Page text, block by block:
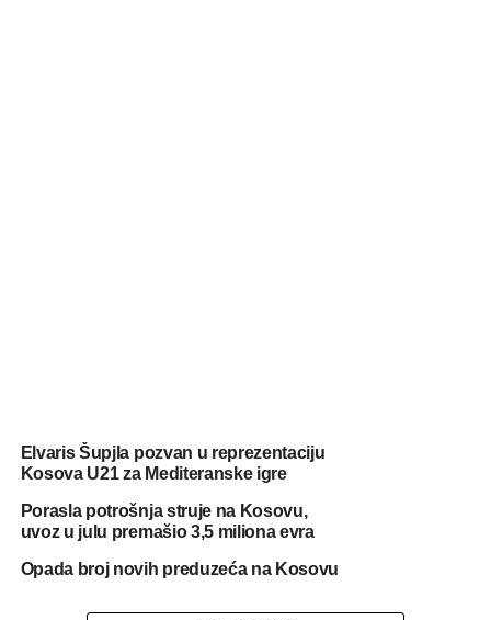
Elvaris Šupjla pozvan u reprezentaciju
Kosova U21 za Mediteranske igre
Porasla potrošnja struje na Kosovu,
uvoz u julu premašio 3,5 miliona evra
Opada broj novih preduzeća na Kosovu